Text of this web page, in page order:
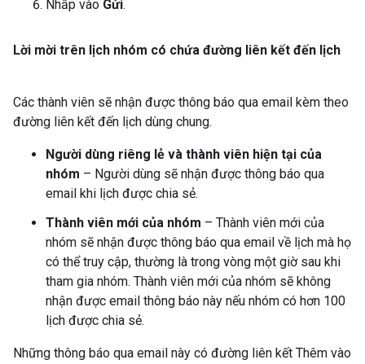
Nhấp vào Gửi.
Lời mời trên lịch nhóm có chứa đường liên kết đến lịch
Các thành viên sẽ nhận được thông báo qua email kèm theo
đường liên kết đến lịch dùng chung.
Người dùng riêng lẻ và thành viên hiện tại của
nhóm – Người dùng sẽ nhận được thông báo qua
email khi lịch được chia sẻ.
Thành viên mới của nhóm – Thành viên mới của
nhóm sẽ nhận được thông báo qua email về lịch mà họ
có thể truy cập, thường là trong vòng một giờ sau khi
tham gia nhóm. Thành viên mới của nhóm sẽ không
nhận được email thông báo này nếu nhóm có hơn 100
lịch được chia sẻ.
Những thông báo qua email này có đường liên kết Thêm vào